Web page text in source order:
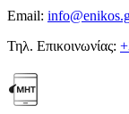
Email:
Τηλ. Επικοινωνίας: